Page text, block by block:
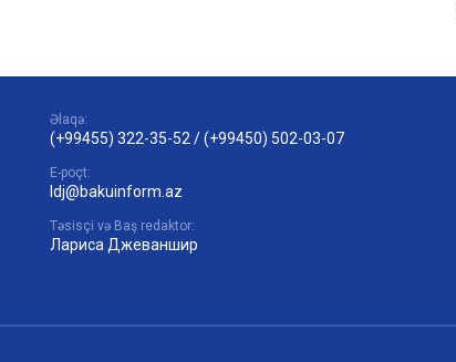
Əlaqə:
(+99455) 322-35-52 /(+99450) 502-03-07
E-poçt:
ldj@bakuinform.az
Təsisçi və Baş redaktor:
Лариса Джеваншир